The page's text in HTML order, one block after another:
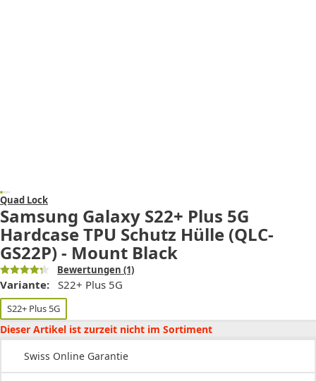
Quad Lock
Samsung Galaxy S22+ Plus 5G
Hardcase TPU Schutz Hülle (QLC-
GS22P) - Mount Black
Bewertungen (1)
Variante: S22+ Plus 5G
S22+ Plus 5G
Dieser Artikel ist zurzeit nicht im Sortiment
Swiss Online Garantie